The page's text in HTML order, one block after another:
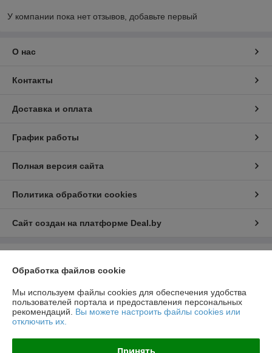
У компании пока нет отзывов, добавьте первый
О нас
Контакты
Доставка и оплата
График работы
Полная версия сайта
Политика обработки cookies
Сайт создан на платформе Deal.by
222519, Беларусь, Минская обл., г.Борисов, ул.Днепровская д.58 к.7-34
Регистрационный номер ЕГР: 691923499
Регистрационный орган: Борисовский РИК
Обработка файлов cookie
Мы используем файлы cookies для обеспечения удобства
пользователей портала и предоставления персональных
рекомендаций. Вы можете настроить файлы cookies или
отключить их.
Принять